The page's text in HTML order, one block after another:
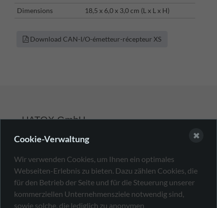
Dimensions
18,5 x 6,0 x 3,0 cm (L x L x H)
Download CAN-I/O-émetteur-récepteur XS
HATOX GmbH
sales@hatox.com
Von-Drais-Str. 9
75217 Birkenfeld
Cookie-Verwaltung
Wir verwenden Cookies, um Ihnen ein optimales
Webseiten-Erlebnis zu bieten. Dazu zählen Cookies, die
für den Betrieb der Seite und für die Steuerung unserer
kommerziellen Unternehmensziele notwendig sind,
sowie solche, die lediglich zu anonymen
✖